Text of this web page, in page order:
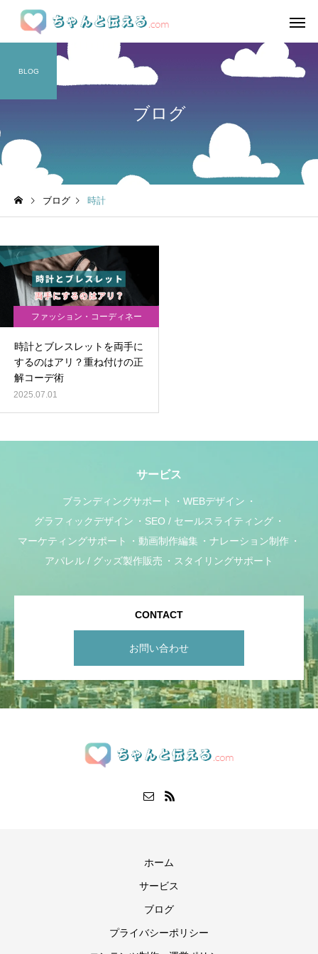
ブログ
BLOG
ブログ 時計
ファッション・コーディネー
時計とブレスレットを両手に
するのはアリ？重ね付けの正
解コーデ術
2025.07.01
サービス
ブランディングサポート
WEBデザイン
グラフィックデザイン
SEO / セールスライティング
マーケティングサポート
動画制作編集
ナレーション制作
アパレル / グッズ製作販売
スタイリングサポート
CONTACT
お問い合わせ
ホーム
サービス
ブログ
プライバシーポリシー